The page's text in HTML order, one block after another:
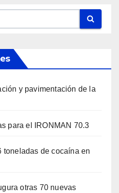
y pavimentación de la
para el IRONMAN 70.3
toneladas de cocaína en
otras 70 nuevas